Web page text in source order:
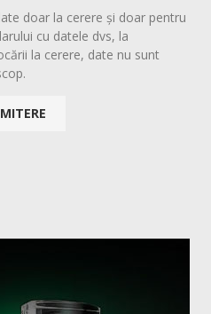
doar la cerere și doar pentru
cu datele dvs, la
la cerere, date nu sunt